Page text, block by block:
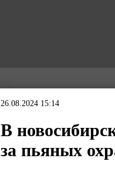
26.08.2024 15:14
В
за пьяных